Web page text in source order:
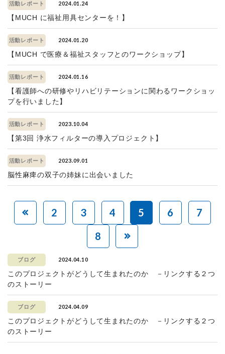
活動レポート 2024.01.24
【MUCH に福祉用具センターを！】
活動レポート 2024.01.20
【MUCH で医療＆福祉スタッフとのワークショップ】
活動レポート 2024.01.16
【看護師への研修やリハビリテーションに関わるワークショッ
プを行いました】
活動レポート 2023.10.04
【第3回 浄水フィルターの導入プロジェクト】
活動レポート 2023.09.01
脳性麻痺の双子の姉妹に出会いました
2 3 4 5 6
7
8
ブログ 2024.04.10
このプロジェクトがどうして生まれたのか －リンクする２つ
のストーリー
ブログ 2024.04.09
このプロジェクトがどうして生まれたのか －リンクする２つ
のストーリー